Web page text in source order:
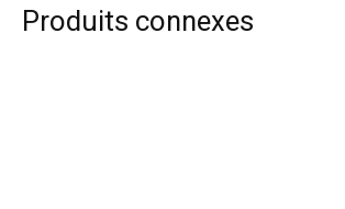
Produits connexes